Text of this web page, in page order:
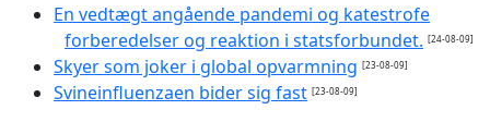
En vedtægt angående pandemi og katestrofe
forberedelser og reaktion i statsforbundet. [24-08-09]
Skyer som joker i global opvarmning [23-08-09]
Svineinfluenzaen bider sig fast [23-08-09]